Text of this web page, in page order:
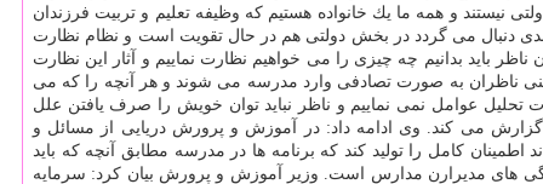
نیستند و همه ما یك خانواده هستیم كه وظیفه تعلیم و تربیت فرزندان
دنبال می گردد در بخش دولتی هم در حال تقویت است و نظام نظارت
باید بدانیم چه چیزی را می خواهیم نظارت نماییم و آثار این نظارت
یعنی ناظران به صورت تصادفی وارد مدرسه می شوند و هر آنچه را كه می
تحلیل عوامل نمی نماییم و ناظر نباید توان خویش را صرف یافتن علل
گزارش می كند. وی ادامه داد: در آموزش و پرورش دریایی از مسائل و
كامل را تولید كند كه برنامه ها در مدرسه مطابق آنچه كه باید
های مدیرارن مدارس است. وزیر آموزش و پرورش بیان كرد: سرمایه